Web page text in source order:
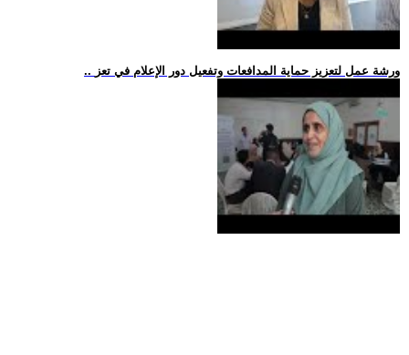
.. ورشة عمل لتعزيز حماية المدافعات وتفعيل دور الإعلام في تعز